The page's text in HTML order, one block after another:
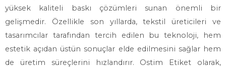
yüksek kaliteli baskı çözümleri sunan önemli bir
gelişmedir. Özellikle son yıllarda, tekstil üreticileri ve
tasarımcılar tarafından tercih edilen bu teknoloji, hem
estetik açıdan üstün sonuçlar elde edilmesini sağlar hem
de üretim süreçlerini hızlandırır. Ostim Etiket olarak,